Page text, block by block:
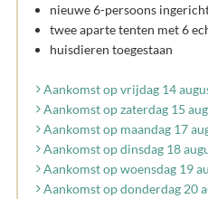
nieuwe 6-persoons
twee aparte tenten met 6
huisdieren toegestaan
Aankomst op vrijdag 14
Aankomst op zaterdag 15
Aankomst op maandag 17
Aankomst op dinsdag 18
Aankomst op woensdag 19
Aankomst op donderdag 20